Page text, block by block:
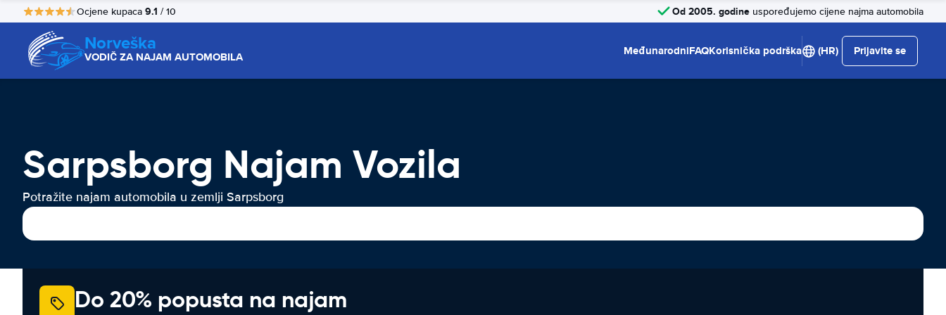
Ocjene kupaca 9.1 / 10 Od 2005. godine uspoređujemo cijene najma automobila
Norveška
VODIČ ZA NAJAM AUTOMOBILA MeđunarodniFAQKorisnička podrška (HR) Prijavite se
Sarpsborg Najam Vozila
Potražite najam automobila u zemlji Sarpsborg
Do 20% popusta na najam